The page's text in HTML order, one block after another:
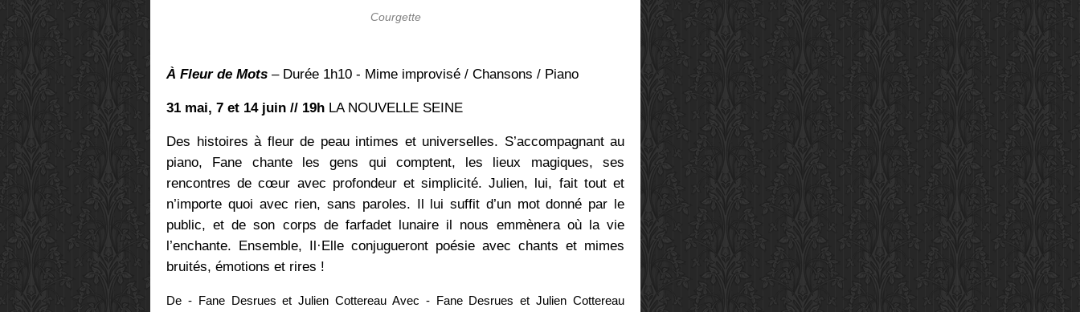
Courgette
À Fleur de Mots – Durée 1h10 - Mime improvisé / Chansons / Piano
31 mai, 7 et 14 juin // 19h LA NOUVELLE SEINE
Des histoires à fleur de peau intimes et universelles. S’accompagnant au
piano, Fane chante les gens qui comptent, les lieux magiques, ses
rencontres de cœur avec profondeur et simplicité. Julien, lui, fait tout et
n’importe quoi avec rien, sans paroles. Il lui suffit d’un mot donné par le
public, et de son corps de farfadet lunaire il nous emmènera où la vie
l’enchante. Ensemble, Il·Elle conjugueront poésie avec chants et mimes
bruités, émotions et rires !
De - Fane Desrues et Julien Cottereau Avec - Fane Desrues et Julien Cottereau